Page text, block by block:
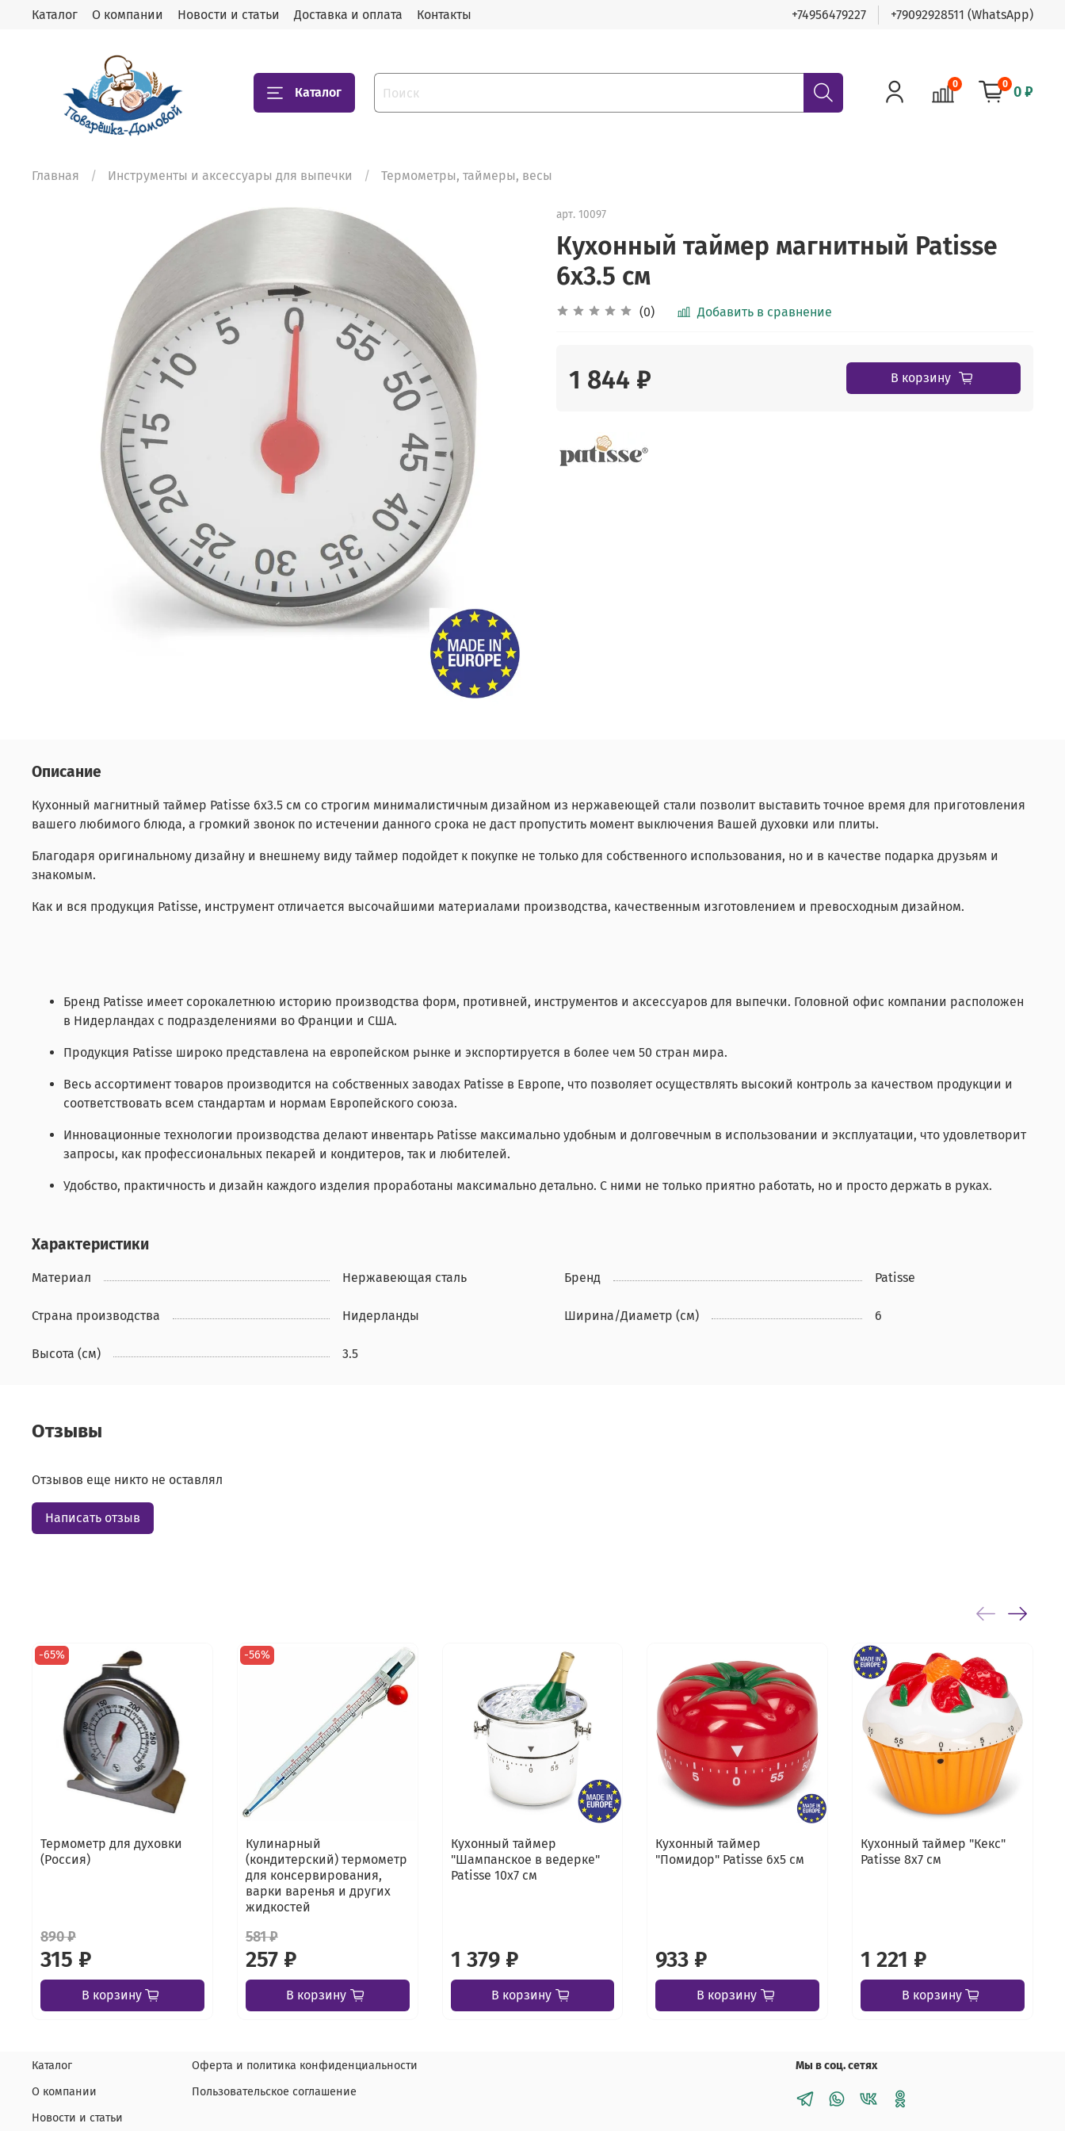
Каталог О компании Новости и статьи Доставка и оплата Контакты +74956479227 +79092928511 (WhatsApp)
Каталог
0 0 0 ₽
Главная Инструменты и аксессуары для выпечки Термометры, таймеры, весы
арт. 10097
Кухонный таймер магнитный Patisse
6х3.5 см
(0) Добавить в сравнение
1 844 ₽ В корзину
Описание
Кухонный магнитный таймер Patisse 6х3.5 см со строгим минималистичным дизайном из нержавеющей стали позволит выставить точное время для приготовления
вашего любимого блюда, а громкий звонок по истечении данного срока не даст пропустить момент выключения Вашей духовки или плиты.
Благодаря оригинальному дизайну и внешнему виду таймер подойдет к покупке не только для собственного использования, но и в качестве подарка друзьям и
знакомым.
Как и вся продукция Patisse, инструмент отличается высочайшими материалами производства, качественным изготовлением и превосходным дизайном.
Бренд Patisse имеет сорокалетнюю историю производства форм, противней, инструментов и аксессуаров для выпечки. Головной офис компании расположен
в Нидерландах с подразделениями во Франции и США.
Продукция Patisse широко представлена на европейском рынке и экспортируется в более чем 50 стран мира.
Весь ассортимент товаров производится на собственных заводах Patisse в Европе, что позволяет осуществлять высокий контроль за качеством продукции и
соответствовать всем стандартам и нормам Европейского союза.
Инновационные технологии производства делают инвентарь Patisse максимально удобным и долговечным в использовании и эксплуатации, что удовлетворит
запросы, как профессиональных пекарей и кондитеров, так и любителей.
Удобство, практичность и дизайн каждого изделия проработаны максимально детально. С ними не только приятно работать, но и просто держать в руках.
Характеристики
Материал Нержавеющая сталь Бренд Patisse
Страна производства Нидерланды Ширина/Диаметр (см) 6
Высота (см) 3.5
Отзывы
Отзывов еще никто не оставлял
Написать отзыв
-65%
Термометр для духовки
(Россия)
890 ₽
315 ₽
В корзину
-56%
Кулинарный
(кондитерский) термометр
для консервирования,
варки варенья и других
жидкостей
581 ₽
257 ₽
В корзину
Кухонный таймер
"Шампанское в ведерке"
Patisse 10х7 см
1 379 ₽
В корзину
Кухонный таймер
"Помидор" Patisse 6х5 см
933 ₽
В корзину
Кухонный таймер "Кекс"
Patisse 8х7 см
1 221 ₽
В корзину
Каталог
О компании
Новости и статьи
Оферта и политика конфиденциальности
Пользовательское соглашение
Мы в соц. сетях